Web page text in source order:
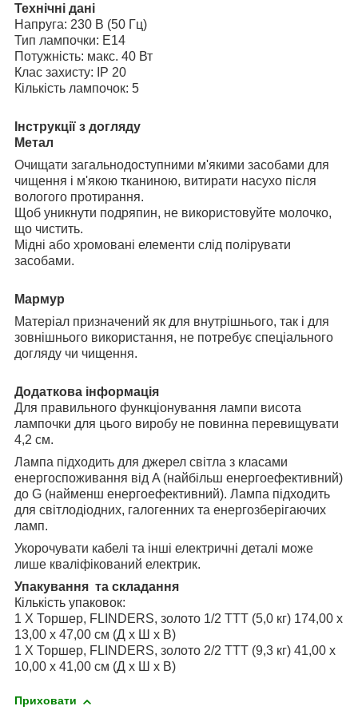
Технічні дані
Напруга: 230 В (50 Гц)
Тип лампочки: E14
Потужність: макс. 40 Вт
Клас захисту: IP 20
Кількість лампочок: 5
Інструкції з догляду
Метал
Очищати загальнодоступними м'якими засобами для
чищення і м'якою тканиною, витирати насухо після
вологого протирання.
Щоб уникнути подряпин, не використовуйте молочко,
що чистить.
Мідні або хромовані елементи слід полірувати
засобами.
Мармур
Матеріал призначений як для внутрішнього, так і для
зовнішнього використання, не потребує спеціального
догляду чи чищення.
Додаткова інформація
Для правильного функціонування лампи висота
лампочки для цього виробу не повинна перевищувати
4,2 см.
Лампа підходить для джерел світла з класами
енергоспоживання від A (найбільш енергоефективний)
до G (найменш енергоефективний). Лампа підходить
для світлодіодних, галогенних та енергозберігаючих
ламп.
Укорочувати кабелі та інші електричні деталі може
лише кваліфікований електрик.
Упакування та складання
Кількість упаковок:
1 X Торшер, FLINDERS, золото 1/2 TTT (5,0 кг) 174,00 x
13,00 x 47,00 см (Д x Ш x В)
1 X Торшер, FLINDERS, золото 2/2 TTT (9,3 кг) 41,00 x
10,00 x 41,00 см (Д x Ш x В)
Приховати